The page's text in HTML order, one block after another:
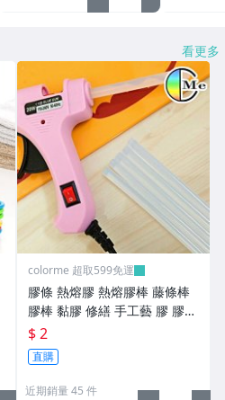
看更多
colorme 超取599免運
膠條 熱熔膠 熱熔膠棒 藤條棒
膠棒 黏膠 修繕 手工藝 膠 膠水
熱熔膠條 DIY 半透明【B012】
Color_me
$ 2
直購
近期銷量 45 件